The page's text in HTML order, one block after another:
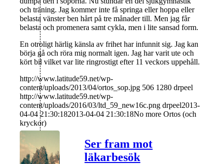
och träning. Jag kommer inte få springa eller hoppa eller
belasta vänster ben hårt på tre månader till. Men jag får
belasta och promenera samt cykla, men i lite sansad form.
En otroligt härlig känsla av frihet har infunnit sig. Jag kan
börja gå och röra mig normalt igen. Jag har varit ute och
kört bil vilket var lite ringrostigt efter 11 veckors uppehåll.
http://www.latitude59.net/wp-
content/uploads/2013/04/ortos_sop.jpg 506 1280 drpeel
http://www.latitude59.net/wp-
content/uploads/2016/03/ltd_59_new16c.png drpeel2013-
04-04 21:30:182013-04-04 21:30:18No more Ortos (och
kryckor)
Ser fram mot
läkarbesök